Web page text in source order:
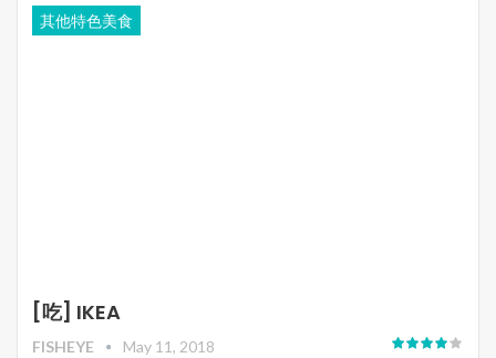
其他特色美食
[吃] IKEA
FISHEYE
May 11, 2018